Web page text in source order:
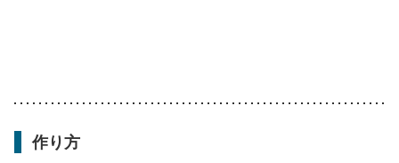
作り方